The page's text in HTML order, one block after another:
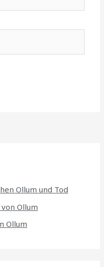
Ollum und Tod
Ollum
Ollum